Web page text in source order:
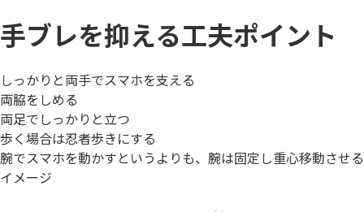
手ブレを抑える工夫ポイント
しっかりと両手でスマホを支える
両脇をしめる
両足でしっかりと立つ
歩く場合は忍者歩きにする
腕でスマホを動かすというよりも、腕は固定し重心移動させる
イメージ